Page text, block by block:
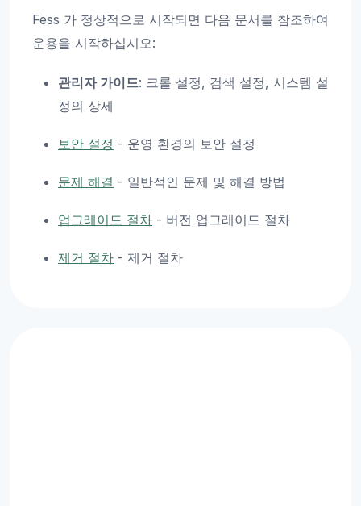
Fess 가 정상적으로 시작되면 다음 문서를 참조하여
운용을 시작하십시오:
관리자 가이드: 크롤 설정, 검색 설정, 시스템 설
정의 상세
보안 설정 - 운영 환경의 보안 설정
문제 해결 - 일반적인 문제 및 해결 방법
업그레이드 절차 - 버전 업그레이드 절차
제거 절차 - 제거 절차